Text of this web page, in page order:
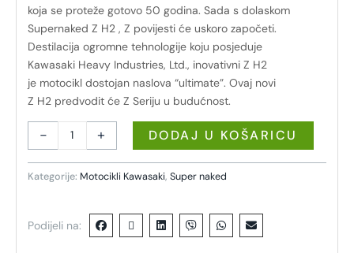
koja se proteže gotovo 50 godina. Sada s dolaskom
Supernaked Z H2 , Z povijesti će uskoro započeti.
Destilacija ogromne tehnologije koju posjeduje
Kawasaki Heavy Industries, Ltd., inovativni Z H2
je motocikl dostojan naslova “ultimate”. Ovaj novi
Z H2 predvodit će Z Seriju u budućnost.
- + DODAJ U KOŠARICU
Kategorije: Motocikli Kawasaki, Super naked
Podijeli na: